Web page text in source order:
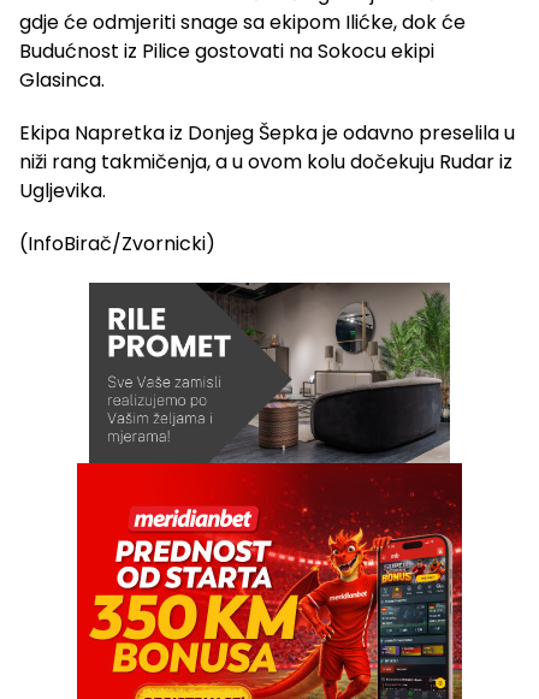
gdje će odmjeriti snage sa ekipom Ilićke, dok će
Budućnost iz Pilice gostovati na Sokocu ekipi
Glasinca.
Ekipa Napretka iz Donjeg Šepka je odavno preselila u
niži rang takmičenja, a u ovom kolu dočekuju Rudar iz
Ugljevika.
(InfoBirač/Zvornicki)